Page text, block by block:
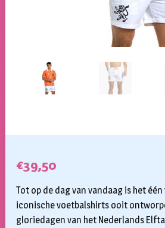
€39,50
Tot op de dag van vandaag is het
iconische voetbalshirts ooit
gloriedagen van het Nederlands